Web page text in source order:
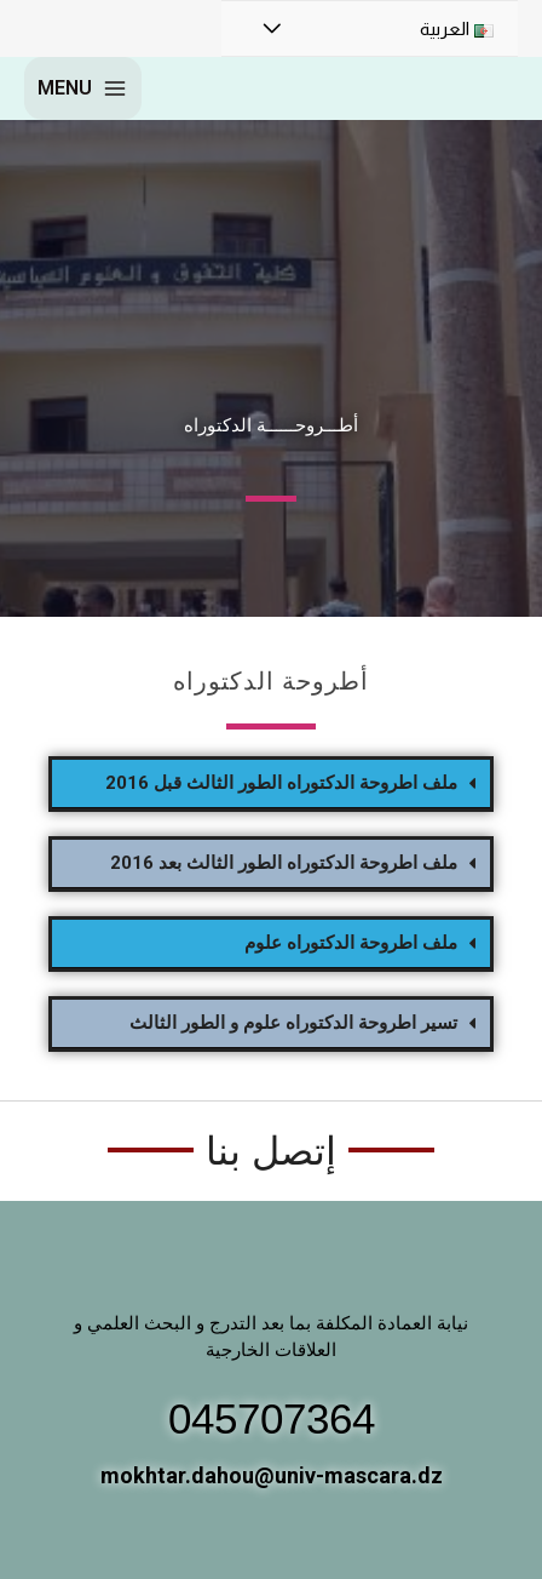
العربية
MENU
أطـــروحــــــة الدكتوراه
أطروحة الدكتوراه
ملف اطروحة الدكتوراه الطور الثالث قبل 2016
ملف اطروحة الدكتوراه الطور الثالث بعد 2016
ملف اطروحة الدكتوراه علوم
تسير اطروحة الدكتوراه علوم و الطور الثالث
إتصل بنا
نيابة العمادة المكلفة بما بعد التدرج و البحث العلمي و
العلاقات الخارجية
045707364
mokhtar.dahou@univ-mascara.dz